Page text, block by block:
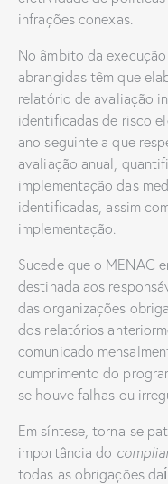
infrações conexas.
No âmbito da
abrangidas têm que
relatório de avaliação
identificadas de risco
ano seguinte a que
avaliação anual,
implementação das
identificadas, assim
implementação.
Sucede que o MENAC
destinada aos
das organizações
dos relatórios
comunicado
cumprimento do
se houve falhas ou
Em síntese, torna-se
importância do
todas as obrigações